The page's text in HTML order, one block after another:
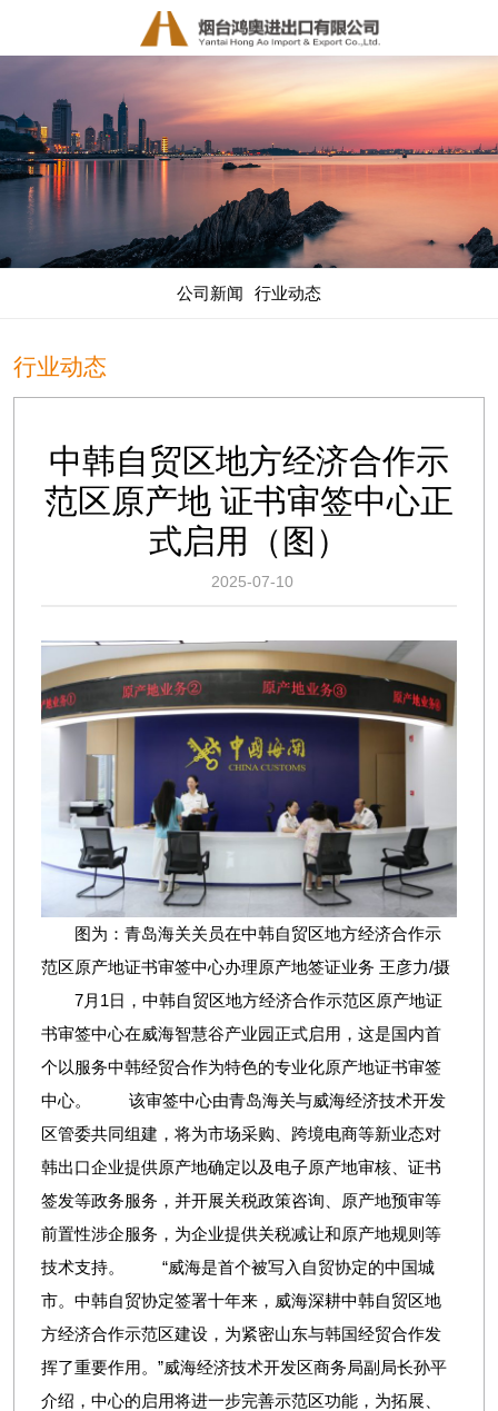
公司新闻 行业动态
行业动态
中韩自贸区地方经济合作示
范区原产地 证书审签中心正
式启用（图）
2025-07-10
图为：青岛海关关员在中韩自贸区地方经济合作示
范区原产地证书审签中心办理原产地签证业务 王彦力/摄
7月1日，中韩自贸区地方经济合作示范区原产地证
书审签中心在威海智慧谷产业园正式启用，这是国内首
个以服务中韩经贸合作为特色的专业化原产地证书审签
中心。 该审签中心由青岛海关与威海经济技术开发
区管委共同组建，将为市场采购、跨境电商等新业态对
韩出口企业提供原产地确定以及电子原产地审核、证书
签发等政务服务，并开展关税政策咨询、原产地预审等
前置性涉企服务，为企业提供关税减让和原产地规则等
技术支持。 “威海是首个被写入自贸协定的中国城
市。中韩自贸协定签署十年来，威海深耕中韩自贸区地
方经济合作示范区建设，为紧密山东与韩国经贸合作发
挥了重要作用。”威海经济技术开发区商务局副局长孙平
介绍，中心的启用将进一步完善示范区功能，为拓展、